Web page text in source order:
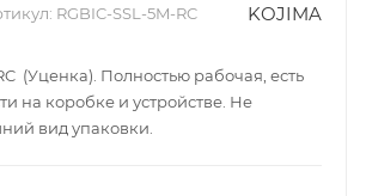
RGBIC-SSL-5M-RC KOJIMA
(Уценка). Полностью рабочая, есть
на коробке и устройстве. Не
вид упаковки.